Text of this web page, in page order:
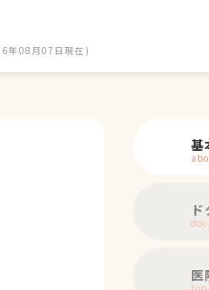
年08月07日現在)
基
医